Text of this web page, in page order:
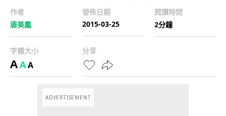
作者
唐美鳳
發佈日期
2015-03-25
閱讀時間
2分鐘
字體大小
AAA
分享
ADVERTISEMENT